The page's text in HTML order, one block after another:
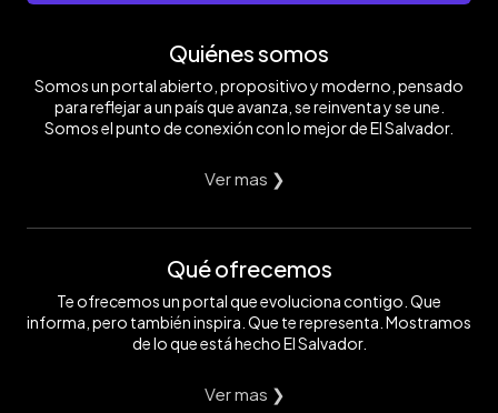
Quiénes somos
Somos un portal abierto, propositivo y moderno, pensado
para reflejar a un país que avanza, se reinventa y se une.
Somos el punto de conexión con lo mejor de El Salvador.
Ver mas ❯
Qué ofrecemos
Te ofrecemos un portal que evoluciona contigo. Que
informa, pero también inspira. Que te representa. Mostramos
de lo que está hecho El Salvador.
Ver mas ❯